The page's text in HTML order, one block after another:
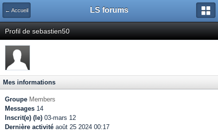
← Accueil LS forums
Profil de sebastien50
Mes informations
Groupe Members
Messages 14
Inscrit(e) (le) 03-mars 12
Dernière activité août 25 2024 00:17